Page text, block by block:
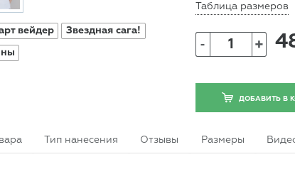
вейдер Звездная сага!
Таблица размеров
- +
ДОБАВИТЬ В
Тип нанесения Отзывы Размеры